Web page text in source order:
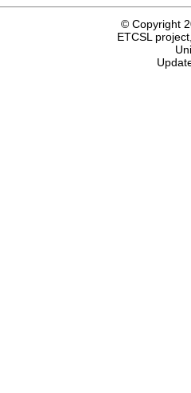
© Copyright
ETCSL